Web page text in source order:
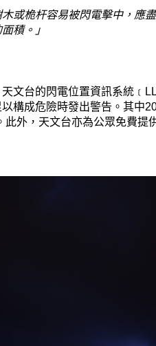
或桅杆容易被閃電擊中，應
積。」
文台的閃電位置資訊系統
構成危險時發出警告。其中
外，天文台亦為公眾免費提